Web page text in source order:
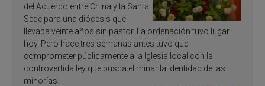
del Acuerdo entre China y la Santa
Sede para una diócesis que
llevaba veinte años sin pastor. La ordenación tuvo lugar
hoy. Pero hace tres semanas antes tuvo que
comprometer públicamente a la Iglesia local con la
controvertida ley que busca eliminar la identidad de las
minorías.